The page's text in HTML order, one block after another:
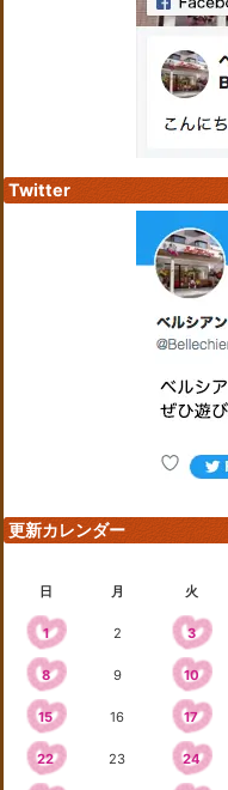
Twitter
更新カレンダー
日 月 火
1 2 3
8 9 10
15 16 17
22 23 24